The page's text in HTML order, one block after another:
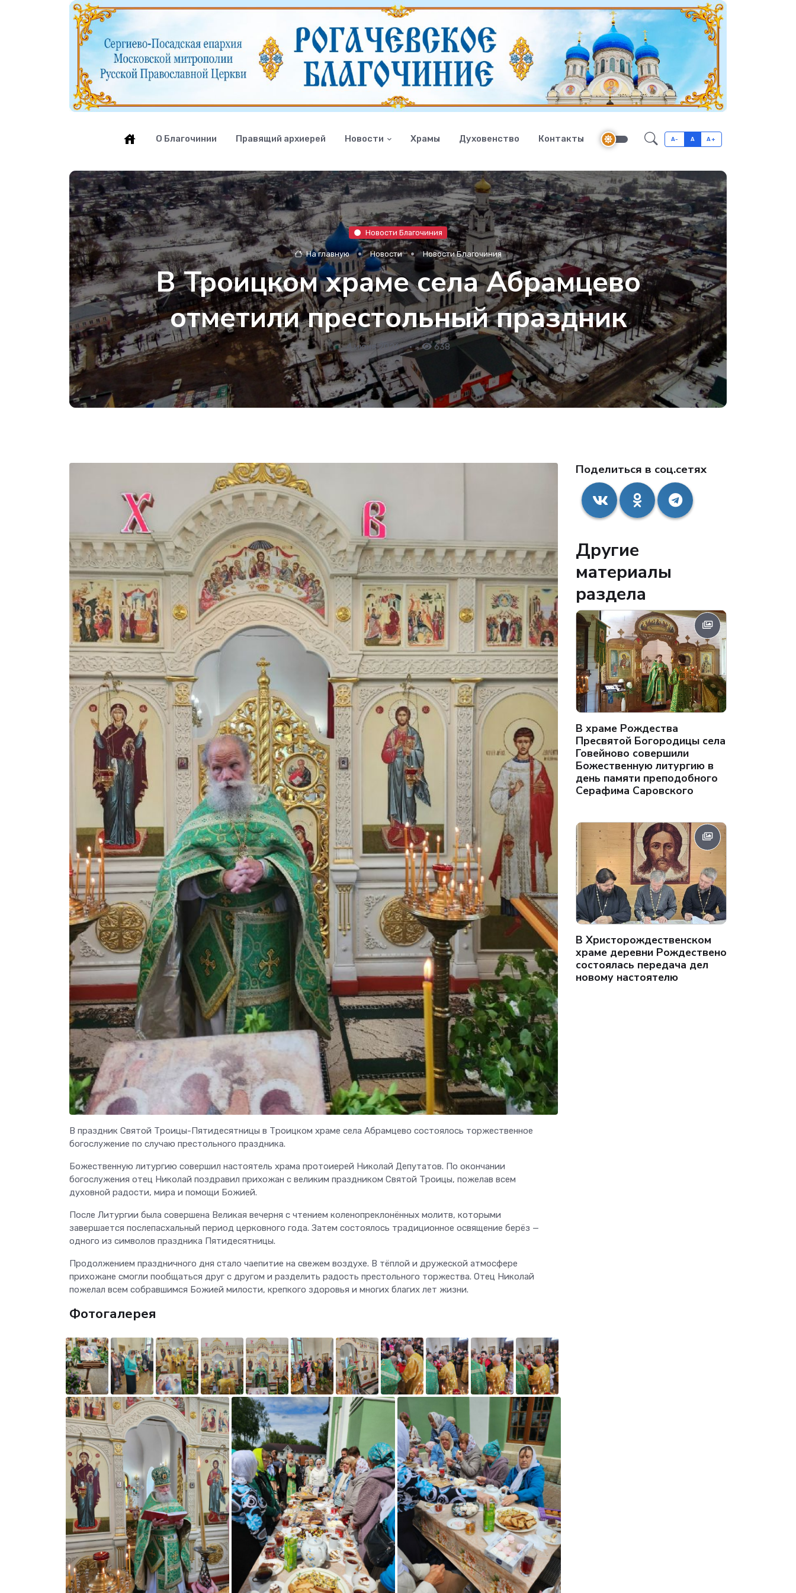
О Благочинии Правящий архиерей Новости Храмы Духовенство Контакты A- A A+
Новости Благочиния
На главную Новости Новости Благочиния
В Троицком храме села Абрамцево
отметили престольный праздник
4 июня 2026 • 638
В праздник Святой Троицы-Пятидесятницы в Троицком храме села Абрамцево состоялось торжественное
богослужение по случаю престольного праздника.
Божественную литургию совершил настоятель храма протоиерей Николай Депутатов. По окончании
богослужения отец Николай поздравил прихожан с великим праздником Святой Троицы, пожелав всем
духовной радости, мира и помощи Божией.
После Литургии была совершена Великая вечерня с чтением коленопреклонённых молитв, которыми
завершается послепасхальный период церковного года. Затем состоялось традиционное освящение берёз —
одного из символов праздника Пятидесятницы.
Продолжением праздничного дня стало чаепитие на свежем воздухе. В тёплой и дружеской атмосфере
прихожане смогли пообщаться друг с другом и разделить радость престольного торжества. Отец Николай
пожелал всем собравшимся Божией милости, крепкого здоровья и многих благих лет жизни.
Фотогалерея
Поделиться в соц.сетях
Другие
материалы
раздела
В храме Рождества
Пресвятой Богородицы села
Говейново совершили
Божественную литургию в
день памяти преподобного
Серафима Саровского
В Христорождественском
храме деревни Рождествено
состоялась передача дел
новому настоятелю